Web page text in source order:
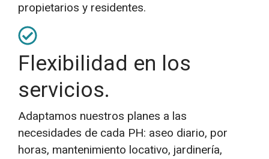
propietarios y residentes.
Flexibilidad en los
servicios.
Adaptamos nuestros planes a las
necesidades de cada PH: aseo diario, por
horas, mantenimiento locativo, jardinería,